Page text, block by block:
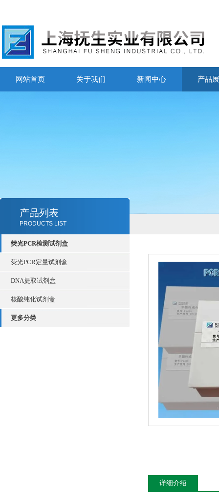
网站首页 关于我们 新闻中心 产品
产品列表
PRODUCTS LIST
荧光PCR检测试剂盒
荧光PCR定量试剂盒
DNA提取试剂盒
核酸纯化试剂盒
更多分类
详细介绍